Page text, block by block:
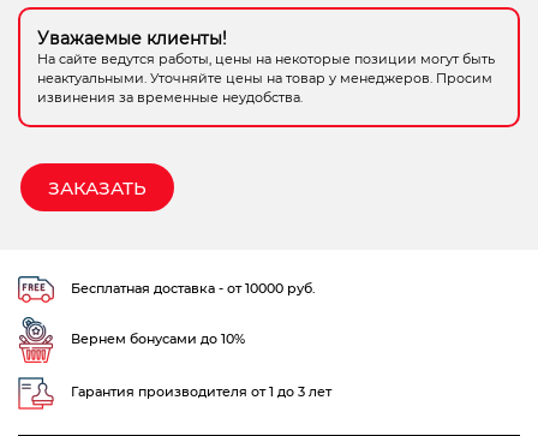
Электрохозтовары
Уважаемые клиенты!
На сайте ведутся работы, цены на некоторые позиции могут быть
неактуальными. Уточняйте цены на товар у менеджеров. Просим
извинения за временные неудобства.
ЗАКАЗАТЬ
Бесплатная доставка - от 10000 руб.
Вернем бонусами до 10%
Гарантия производителя от 1 до 3 лет